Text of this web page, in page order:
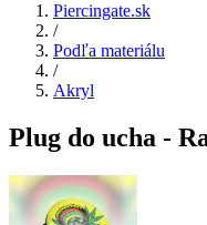
Piercingate.sk
/
Podľa materiálu
/
Akryl
Plug do ucha -